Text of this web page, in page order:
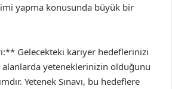
yapma konusunda büyük bir
Gelecekteki kariyer hedeflerinizi
yeteneklerinizin olduğunu
Yetenek Sınavı, bu hedeflere